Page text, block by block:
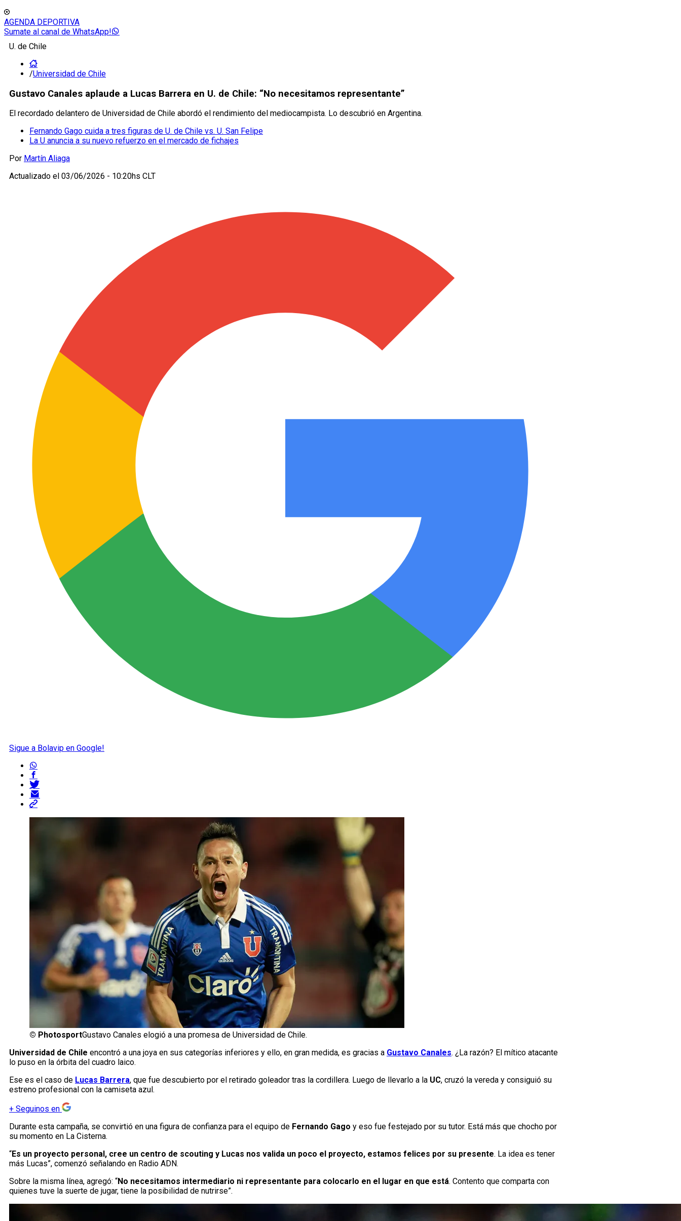
AGENDA DEPORTIVA
Sumate al canal de WhatsApp!
U. de Chile
/Universidad de Chile
Gustavo Canales aplaude a Lucas Barrera en U. de Chile: “No necesitamos representante”
El recordado delantero de Universidad de Chile abordó el rendimiento del mediocampista. Lo descubrió en Argentina.
Fernando Gago cuida a tres figuras de U. de Chile vs. U. San Felipe
La U anuncia a su nuevo refuerzo en el mercado de fichajes
Por Martín Aliaga
Actualizado el 03/06/2026 - 10:20hs CLT
Sigue a Bolavip en Google!
© PhotosportGustavo Canales elogió a una promesa de Universidad de Chile.
Universidad de Chile encontró a una joya en sus categorías inferiores y ello, en gran medida, es gracias a Gustavo Canales. ¿La razón? El mítico atacante
lo puso en la órbita del cuadro laico.
Ese es el caso de Lucas Barrera, que fue descubierto por el retirado goleador tras la cordillera. Luego de llevarlo a la UC, cruzó la vereda y consiguió su
estreno profesional con la camiseta azul.
+ Seguinos en
Durante esta campaña, se convirtió en una figura de confianza para el equipo de Fernando Gago y eso fue festejado por su tutor. Está más que chocho por
su momento en La Cisterna.
“Es un proyecto personal, cree un centro de scouting y Lucas nos valida un poco el proyecto, estamos felices por su presente. La idea es tener
más Lucas”, comenzó señalando en Radio ADN.
Sobre la misma línea, agregó: “No necesitamos intermediario ni representante para colocarlo en el lugar en que está. Contento que comparta con
quienes tuve la suerte de jugar, tiene la posibilidad de nutrirse”.